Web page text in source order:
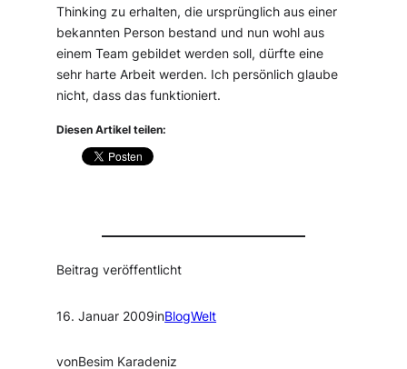
Thinking zu erhalten, die ursprünglich aus einer
bekannten Person bestand und nun wohl aus
einem Team gebildet werden soll, dürfte eine
sehr harte Arbeit werden. Ich persönlich glaube
nicht, dass das funktioniert.
Diesen Artikel teilen:
Beitrag veröffentlicht
16. Januar 2009inBlogWelt
vonBesim Karadeniz